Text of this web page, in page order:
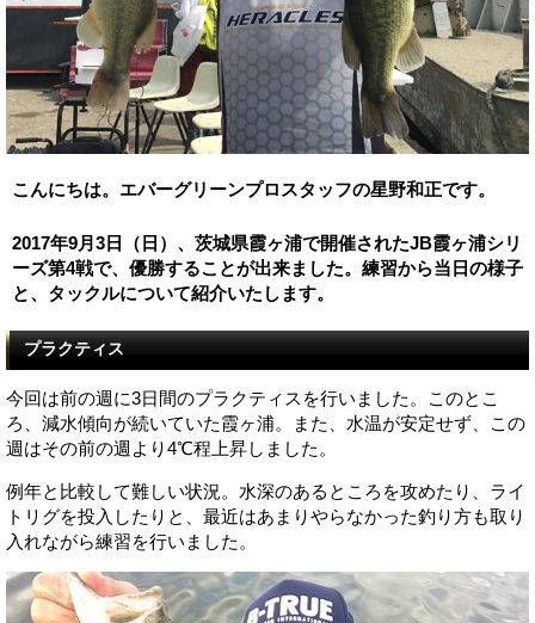
こんにちは。エバーグリーンプロスタッフの星野和正です。
2017年9月3日（日）、茨城県霞ヶ浦で開催されたJB霞ヶ浦シリ
ーズ第4戦で、優勝することが出来ました。練習から当日の様子
と、タックルについて紹介いたします。
プラクティス
今回は前の週に3日間のプラクティスを行いました。このとこ
ろ、減水傾向が続いていた霞ヶ浦。また、水温が安定せず、この
週はその前の週より4℃程上昇しました。
例年と比較して難しい状況。水深のあるところを攻めたり、ライ
トリグを投入したりと、最近はあまりやらなかった釣り方も取り
入れながら練習を行いました。